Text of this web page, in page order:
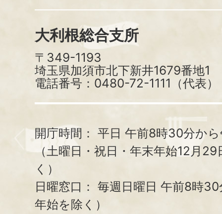
大利根総合支所
〒349-1193
埼玉県加須市北下新井1679番地1
電話番号：0480-72-1111（代表）
開庁時間： 平日 午前8時30分か
（土曜日・祝日・年末年始12月
く）
日曜窓口： 毎週日曜日 午前8時
年始を除く）